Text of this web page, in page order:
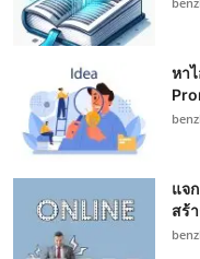
หา
แจ
สร้